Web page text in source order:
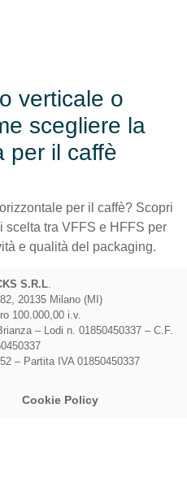
verticale o
scegliere la
per il caffè
per il caffè? Scopri
scelta tra VFFS e HFFS per
e qualità del packaging.
S.R.L.
20135 Milano (MI)
100.000,00 i.v.
– Lodi n. 01850450337 – C.F.
– Partita IVA 01850450337
Cookie Policy